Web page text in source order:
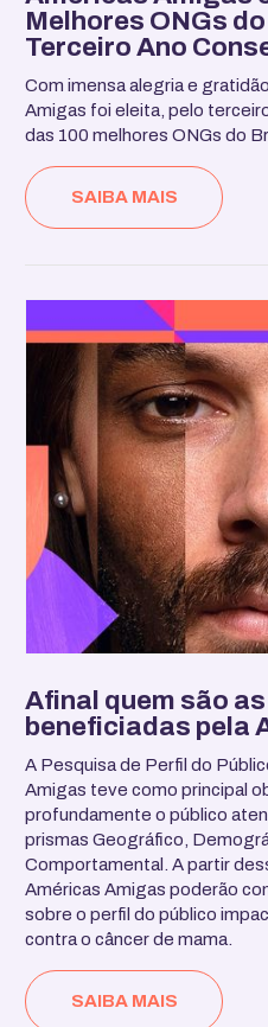
Melhores ONGs
Terceiro Ano
Com imensa alegria e
Amigas foi eleita, pelo
das 100 melhores ONGs do
SAIBA MAIS
Afinal quem são
beneficiadas pela
A Pesquisa de Perfil do
Amigas teve como principal
profundamente o público
prismas Geográfico,
Comportamental. A partir
Américas Amigas poderão
sobre o perfil do público
contra o câncer de mama.
SAIBA MAIS